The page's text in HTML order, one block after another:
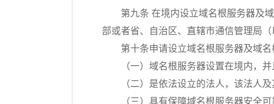
第九条 在境内设立域名根服务器及
部或者省、自治区、直辖市通信管理局
第十条申请设立域名根服务器及域
（一）域名根服务器设置在境内，
（二）是依法设立的法人，该法人
（三）具有保障域名根服务器安全